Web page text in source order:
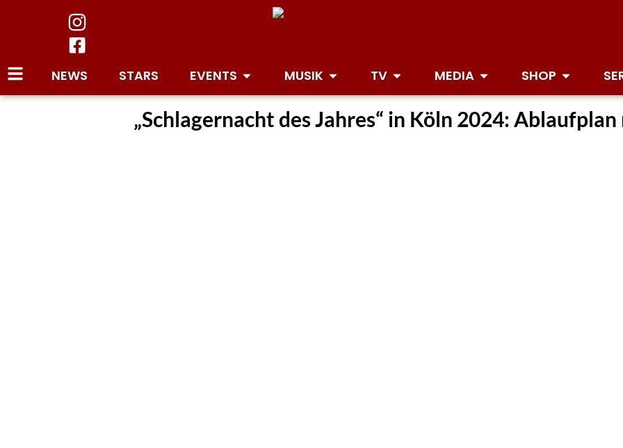
NEWS STARS EVENTS MUSIK TV MEDIA SHOP
„Schlagernacht des Jahres“ in Köln 2024: